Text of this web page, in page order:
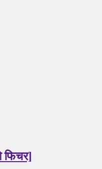
फिचर]